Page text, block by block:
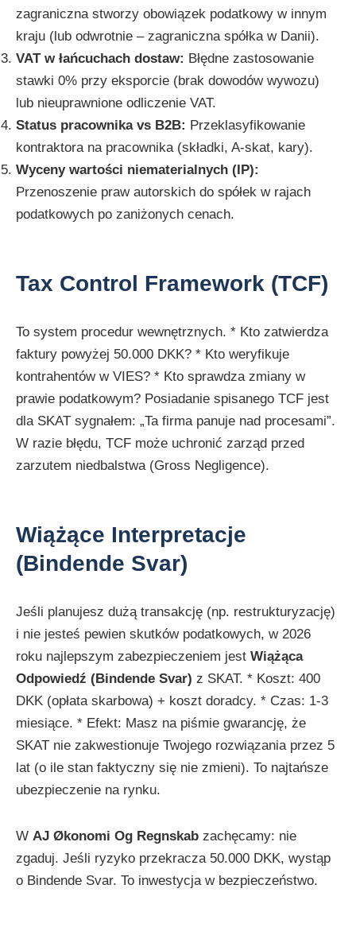
zagraniczna stworzy obowiązek podatkowy w innym
kraju (lub odwrotnie – zagraniczna spółka w Danii).
VAT w łańcuchach dostaw: Błędne zastosowanie
stawki 0% przy eksporcie (brak dowodów wywozu)
lub nieuprawnione odliczenie VAT.
Status pracownika vs B2B: Przeklasyfikowanie
kontraktora na pracownika (składki, A-skat, kary).
Wyceny wartości niematerialnych (IP):
Przenoszenie praw autorskich do spółek w rajach
podatkowych po zaniżonych cenach.
Tax Control Framework (TCF)
To system procedur wewnętrznych. * Kto zatwierdza
faktury powyżej 50.000 DKK? * Kto weryfikuje
kontrahentów w VIES? * Kto sprawdza zmiany w
prawie podatkowym? Posiadanie spisanego TCF jest
dla SKAT sygnałem: „Ta firma panuje nad procesami”.
W razie błędu, TCF może uchronić zarząd przed
zarzutem niedbalstwa (Gross Negligence).
Wiążące Interpretacje
(Bindende Svar)
Jeśli planujesz dużą transakcję (np. restrukturyzację)
i nie jesteś pewien skutków podatkowych, w 2026
roku najlepszym zabezpieczeniem jest Wiążąca
Odpowiedź (Bindende Svar) z SKAT. * Koszt: 400
DKK (opłata skarbowa) + koszt doradcy. * Czas: 1-3
miesiące. * Efekt: Masz na piśmie gwarancję, że
SKAT nie zakwestionuje Twojego rozwiązania przez 5
lat (o ile stan faktyczny się nie zmieni). To najtańsze
ubezpieczenie na rynku.
W AJ Økonomi Og Regnskab zachęcamy: nie
zgaduj. Jeśli ryzyko przekracza 50.000 DKK, wystąp
o Bindende Svar. To inwestycja w bezpieczeństwo.